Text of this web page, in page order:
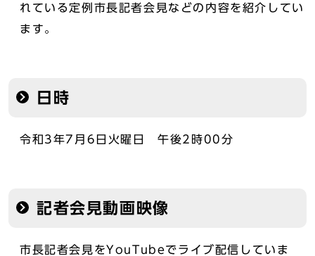
れている定例市長記者会見などの内容を紹介してい
ます。
日時
令和3年7月6日火曜日 午後2時00分
記者会見動画映像
市長記者会見をYouTubeでライブ配信していま